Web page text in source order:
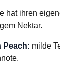
hat ihren
Nektar.
Peach: milde